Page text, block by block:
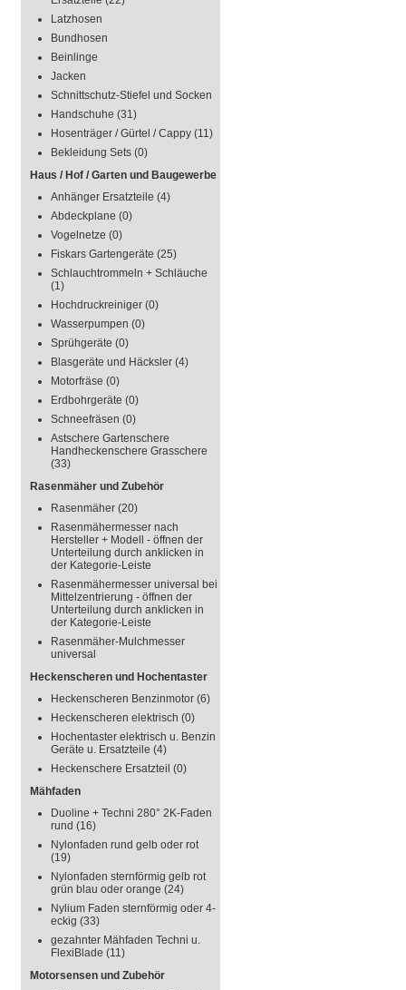
Latzhosen
Bundhosen
Beinlinge
Jacken
Schnittschutz-Stiefel und Socken
Handschuhe (31)
Hosenträger / Gürtel / Cappy (11)
Bekleidung Sets (0)
Haus / Hof / Garten und Baugewerbe
Anhänger Ersatzteile (4)
Abdeckplane (0)
Vogelnetze (0)
Fiskars Gartengeräte (25)
Schlauchtrommeln + Schläuche
(1)
Hochdruckreiniger (0)
Wasserpumpen (0)
Sprühgeräte (0)
Blasgeräte und Häcksler (4)
Motorfräse (0)
Erdbohrgeräte (0)
Schneefräsen (0)
Astschere Gartenschere
Handheckenschere Grasschere
(33)
Rasenmäher und Zubehör
Rasenmäher (20)
Rasenmähermesser nach
Hersteller + Modell - öffnen der
Unterteilung durch anklicken in
der Kategorie-Leiste
Rasenmähermesser universal bei
Mittelzentrierung - öffnen der
Unterteilung durch anklicken in
der Kategorie-Leiste
Rasenmäher-Mulchmesser
universal
Heckenscheren und Hochentaster
Heckenscheren Benzinmotor (6)
Heckenscheren elektrisch (0)
Hochentaster elektrisch u. Benzin
Geräte u. Ersatzteile (4)
Heckenschere Ersatzteil (0)
Mähfaden
Duoline + Techni 280° 2K-Faden
rund (16)
Nylonfaden rund gelb oder rot
(19)
Nylonfaden sternförmig gelb rot
grün blau oder orange (24)
Nylium Faden sternförmig oder 4-
eckig (33)
gezahnter Mähfaden Techni u.
FlexiBlade (11)
Motorsensen und Zubehör